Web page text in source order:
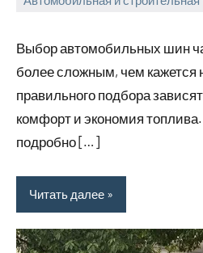
2026
Выбор автомобильных шин
более сложным, чем кажется
правильного подбора
комфорт и экономия
подробно […]
Читать далее